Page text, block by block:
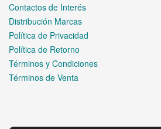
Contactos de Interés
Distribución Marcas
Política de Privacidad
Política de Retorno
Términos y Condiciones
Términos de Venta